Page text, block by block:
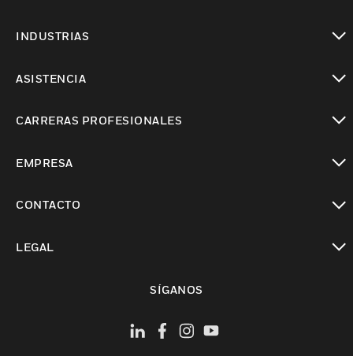
INDUSTRIAS
ASISTENCIA
CARRERAS PROFESIONALES
EMPRESA
CONTACTO
LEGAL
SÍGANOS